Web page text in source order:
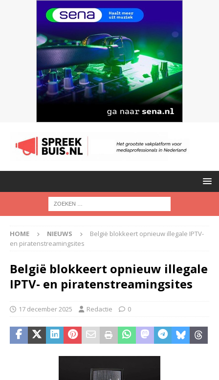
HOME NIEUWS
België blokkeert opnieuw illegale IPTV-
en piratenstreamingsites
België blokkeert opnieuw illegale
IPTV- en piratenstreamingsites
17 december 2025 Redactie 0